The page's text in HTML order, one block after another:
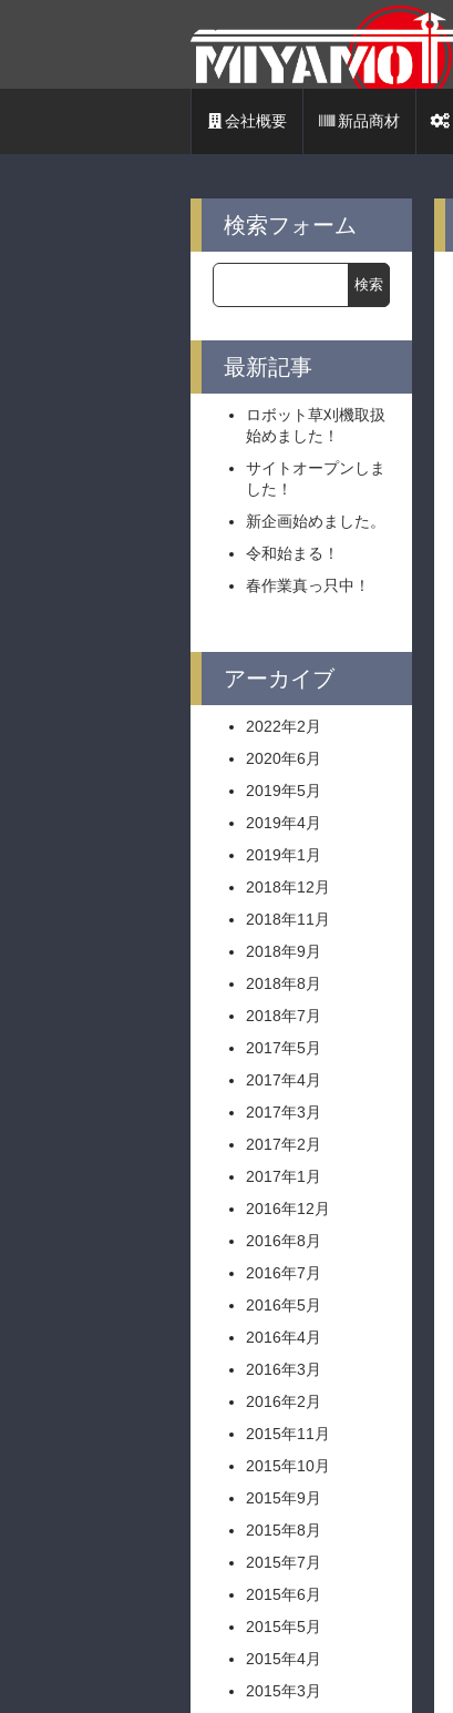
店長日記
会社概要 新品商材
検索フォーム
最新記事
ロボット草刈機取扱
始めました！
サイトオープンしま
した！
新企画始めました。
令和始まる！
春作業真っ只中！
アーカイブ
2022年2月
2020年6月
2019年5月
2019年4月
2019年1月
2018年12月
2018年11月
2018年9月
2018年8月
2018年7月
2017年5月
2017年4月
2017年3月
2017年2月
2017年1月
2016年12月
2016年8月
2016年7月
2016年5月
2016年4月
2016年3月
2016年2月
2015年11月
2015年10月
2015年9月
2015年8月
2015年7月
2015年6月
2015年5月
2015年4月
2015年3月